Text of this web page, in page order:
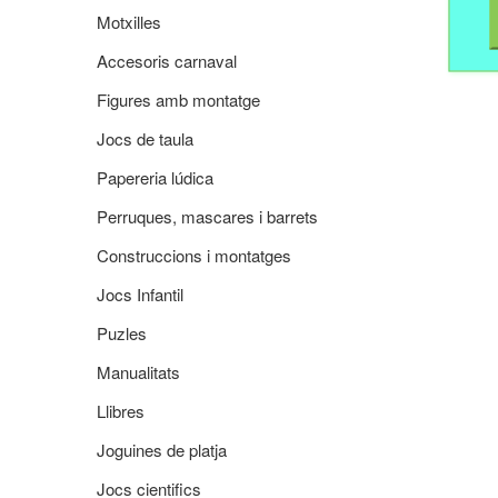
Motxilles
Accesoris carnaval
Figures amb montatge
Jocs de taula
Papereria lúdica
Perruques, mascares i barrets
Construccions i montatges
Jocs Infantil
Puzles
Manualitats
Llibres
Joguines de platja
Jocs cientifics